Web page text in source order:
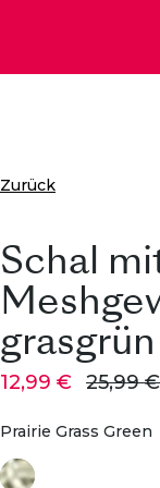
Zurück
Schal
grasgrün
12,99 € 25,99 €
Prairie Grass Green